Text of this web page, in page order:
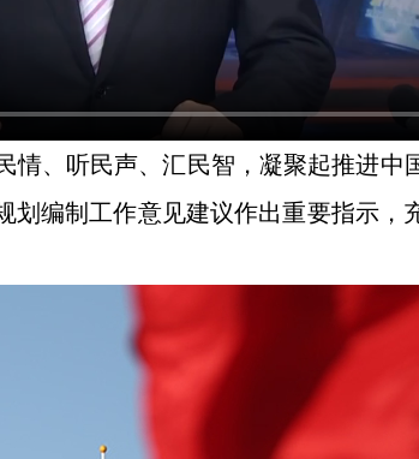
、听民声、汇民智，凝聚起推进
编制工作意见建议作出重要指示